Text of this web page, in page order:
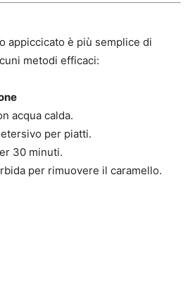
appiccicato è più semplice di
metodi efficaci:
acqua calda.
per piatti.
30 minuti.
per rimuovere il caramello.